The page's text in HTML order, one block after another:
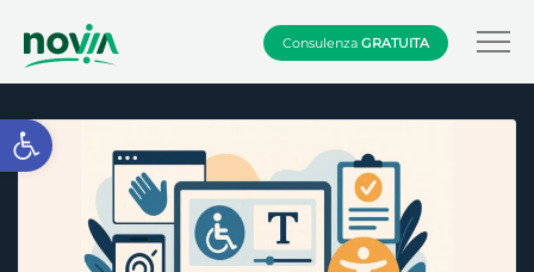
Apri la barra degli strumenti
Consulenza GRATUITA